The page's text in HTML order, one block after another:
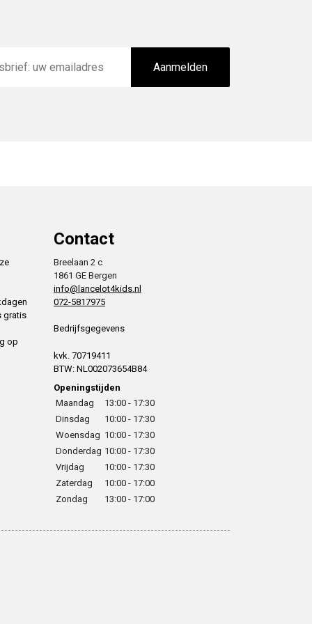
Aanmelden
gratis
op
Contact
Breelaan 2 c
1861 GE Bergen
info@lancelot4kids.nl
072-5817975
Bedrijfsgegevens
kvk. 70719411
BTW: NL002073654B84
Openingstijden
Maandag
13:00 - 17:30
Dinsdag
10:00 - 17:30
Woensdag 10:00 - 17:30
Donderdag 10:00 - 17:30
Vrijdag
10:00 - 17:30
Zaterdag
10:00 - 17:00
Zondag
13:00 - 17:00